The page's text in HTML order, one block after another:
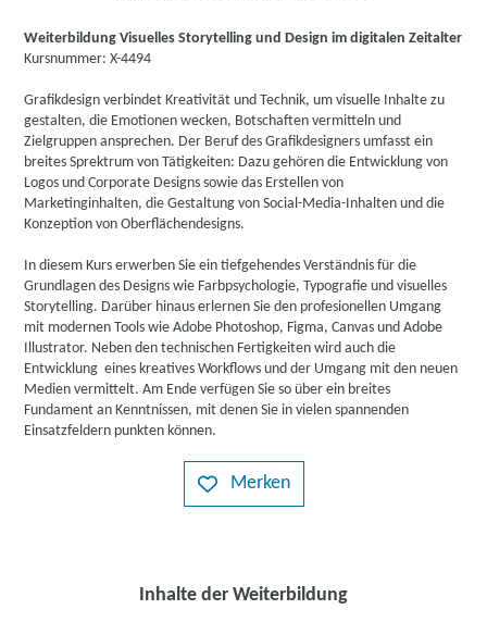
Weiterbildung Visuelles Storytelling und Design im digitalen Zeitalter
Kursnummer: X-4494
Grafikdesign verbindet Kreativität und Technik, um visuelle Inhalte zu
gestalten, die Emotionen wecken, Botschaften vermitteln und
Zielgruppen ansprechen. Der Beruf des Grafikdesigners umfasst ein
breites Sprektrum von Tätigkeiten: Dazu gehören die Entwicklung von
Logos und Corporate Designs sowie das Erstellen von
Marketinginhalten, die Gestaltung von Social-Media-Inhalten und die
Konzeption von Oberflächendesigns.
In diesem Kurs erwerben Sie ein tiefgehendes Verständnis für die
Grundlagen des Designs wie Farbpsychologie, Typografie und visuelles
Storytelling. Darüber hinaus erlernen Sie den profesionellen Umgang
mit modernen Tools wie Adobe Photoshop, Figma, Canvas und Adobe
Illustrator. Neben den technischen Fertigkeiten wird auch die
Entwicklung eines kreatives Workflows und der Umgang mit den neuen
Medien vermittelt. Am Ende verfügen Sie so über ein breites
Fundament an Kenntnissen, mit denen Sie in vielen spannenden
Einsatzfeldern punkten können.
Merken
Inhalte der Weiterbildung